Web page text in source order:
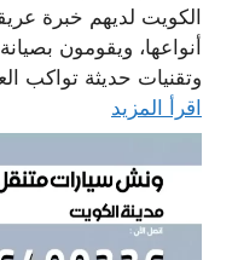
الكويت لديهم خبرة
أنواعها، ويقومون
وتقنيات حديثة تواكب
اقرأ المزيد